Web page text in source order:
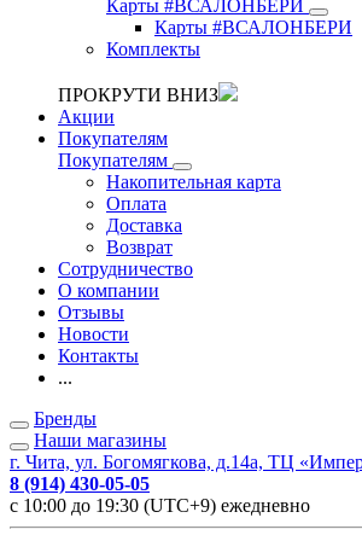
Карты #ВСАЛОНБЕРИ
Карты #ВСАЛОНБЕРИ
Комплекты
ПРОКРУТИ ВНИЗ
Акции
Покупателям
Покупателям
Накопительная карта
Оплата
Доставка
Возврат
Сотрудничество
О компании
Отзывы
Новости
Контакты
...
Бренды
Наши магазины
г. Чита, ул. Богомягкова, д.14а, ТЦ
8 (914) 430-05-05
с 10:00 до 19:30 (UTC+9) ежедневно